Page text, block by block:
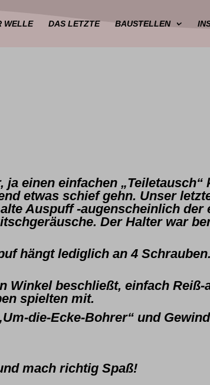
WELLE DAS LETZTE BAUSTELLEN
einen einfachen „Teiletausch“
etwas schief gehn. Unser
Auspuff -augenscheinlich der
Der Halter war
hängt lediglich an 4
Winkel beschließt, einfach Reiß-
spielten mit.
die-Ecke-Bohrer“ und
mach richtig Spaß!